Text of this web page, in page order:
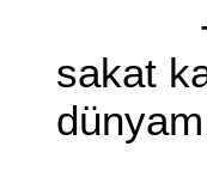
-
sakat